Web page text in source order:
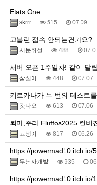
Etats One
skrrr 515 07.09
고블린 접속 안되는건가요?
서문취설 488
서버 오픈 1주일차! 같이 달
삼실이 448 07.07
키르카나가 두 번의 테스트
갓나오 613 07.06
퇴마,주라 Fluffos2025 컨버
고냉이 817 06.26
두남자개발 935